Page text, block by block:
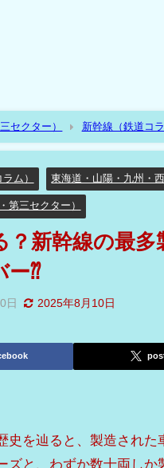
セクター） 新幹線（鉄道コラ
ム） 東海道・山陽・九州・
第三セクター）
？新幹線の最多
ー⁇
日 2025年8月10日
史を辿ると、製造され
ズと、わずか数十両し